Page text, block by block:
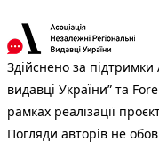
Здійснено за підтримки
видавці України” та
рамках реалізації
Погляди авторів не